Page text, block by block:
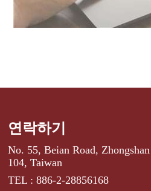
연락하기
No. 55, Beian Road,
104, Taiwan
TEL : 886-2-28856168